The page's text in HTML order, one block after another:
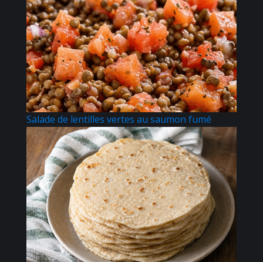
Salade de lentilles vertes au saumon fumé